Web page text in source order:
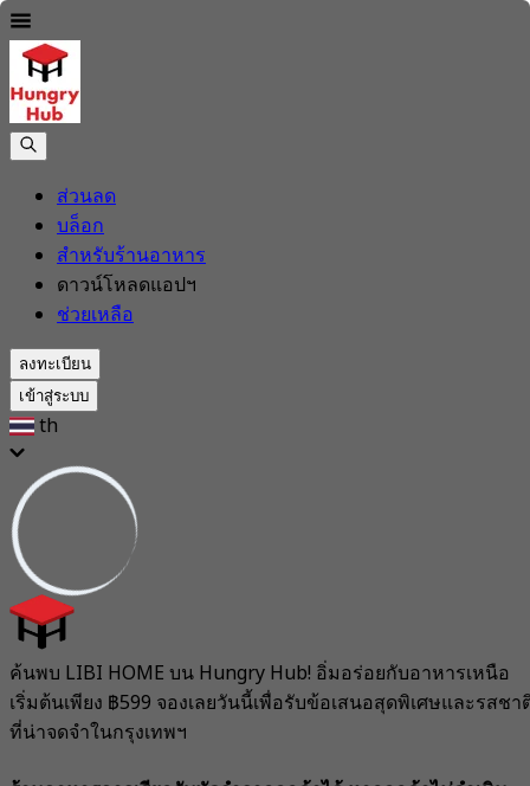
ส่วนลด
บล็อก
สำหรับร้านอาหาร
ดาวน์โหลดแอปฯ
ช่วยเหลือ
ลงทะเบียน
เข้าสู่ระบบ
th
ค้นพบ LIBI HOME บน Hungry Hub! อิ่มอร่อยกับอาหารเหนือ
เริ่มต้นเพียง ฿599 จองเลยวันนี้เพื่อรับข้อเสนอสุดพิเศษและรสชา
ที่น่าจดจำในกรุงเทพฯ